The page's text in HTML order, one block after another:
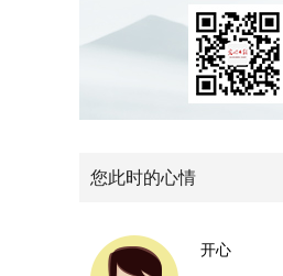
您此时的心情
开心